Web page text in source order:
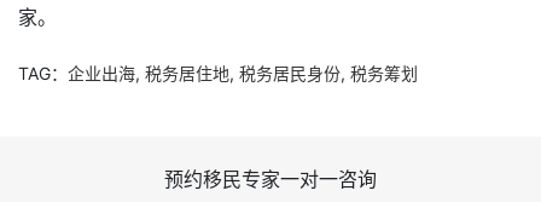
家。
TAG： 企业出海, 税务居住地, 税务居民身份, 税务筹划
预约移民专家一对一咨询